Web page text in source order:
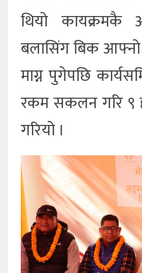
थियो कायक्रमकै
बलासिंग बिक आफ्नो
माग्न पुगेपछि
रकम सकलन गरि ९
गरियो ।